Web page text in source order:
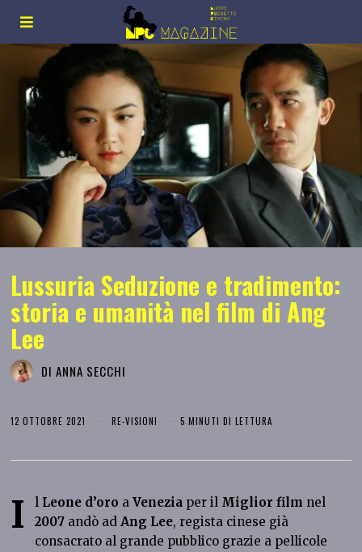
Lussuria Seduzione e tradimento:
storia e umanità nel film di Ang
Lee
DIANNA SECCHI
12 OTTOBRE 2021 RE-VISIONI 5 MINUTI DI LETTURA
I l Leone d’oro aVenezia per il Miglior film nel
2007 andò adAng Lee, regista cinese già
consacrato al grande pubblico grazie a pellicole